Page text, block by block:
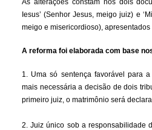
As alterações constam nos dois
Iesus’ (Senhor Jesus, meigo juiz) e
meigo e misericordioso),
A reforma foi elaborada com base
1. Uma só sentença favorável para
mais necessária a decisão de dois
primeiro juiz, o matrimônio será
2. Juiz único sob a responsabilidade